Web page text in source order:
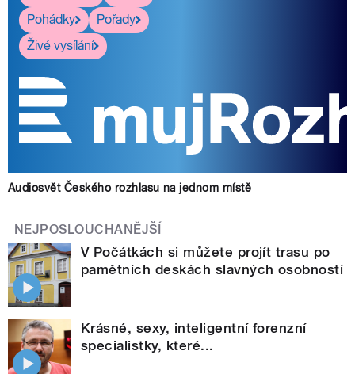
Pohádky
Pořady
Živé vysílání
Audiosvět Českého rozhlasu na jednom místě
NEJPOSLOUCHANĚJŠÍ
V Počátkách si můžete projít trasu po
pamětních deskách slavných osobností
Krásné, sexy, inteligentní forenzní
specialistky, které...